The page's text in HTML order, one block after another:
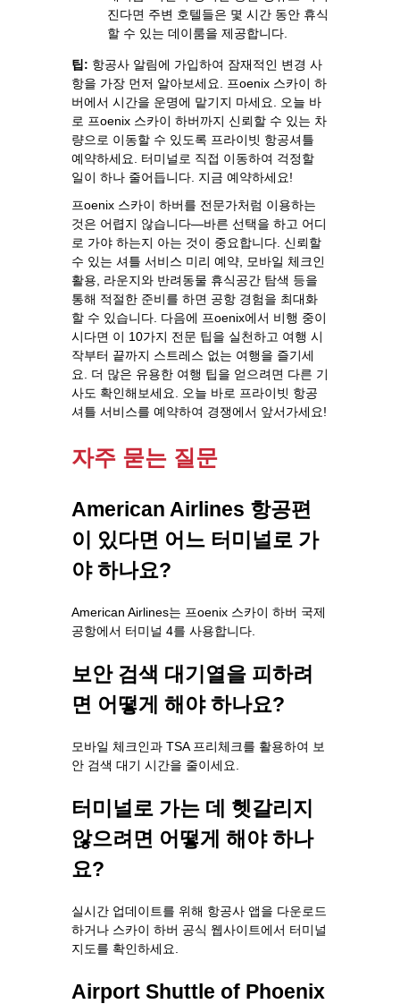
진다면 주변 호텔들은 몇 시간 동안 휴식
할 수 있는 데이룸을 제공합니다.
팁: 항공사 알림에 가입하여 잠재적인 변경 사
항을 가장 먼저 알아보세요. 프oenix 스카이 하
버에서 시간을 운명에 맡기지 마세요. 오늘 바
로 프oenix 스카이 하버까지 신뢰할 수 있는 차
량으로 이동할 수 있도록 프라이빗 항공셔틀
예약하세요. 터미널로 직접 이동하여 걱정할
일이 하나 줄어듭니다. 지금 예약하세요!
프oenix 스카이 하버를 전문가처럼 이용하는
것은 어렵지 않습니다—바른 선택을 하고 어디
로 가야 하는지 아는 것이 중요합니다. 신뢰할
수 있는 셔틀 서비스 미리 예약, 모바일 체크인
활용, 라운지와 반려동물 휴식공간 탐색 등을
통해 적절한 준비를 하면 공항 경험을 최대화
할 수 있습니다. 다음에 프oenix에서 비행 중이
시다면 이 10가지 전문 팁을 실천하고 여행 시
작부터 끝까지 스트레스 없는 여행을 즐기세
요. 더 많은 유용한 여행 팁을 얻으려면 다른 기
사도 확인해보세요. 오늘 바로 프라이빗 항공
셔틀 서비스를 예약하여 경쟁에서 앞서가세요!
자주 묻는 질문
American Airlines 항공편
이 있다면 어느 터미널로 가
야 하나요?
American Airlines는 프oenix 스카이 하버 국제
공항에서 터미널 4를 사용합니다.
보안 검색 대기열을 피하려
면 어떻게 해야 하나요?
모바일 체크인과 TSA 프리체크를 활용하여 보
안 검색 대기 시간을 줄이세요.
터미널로 가는 데 헷갈리지
않으려면 어떻게 해야 하나
요?
실시간 업데이트를 위해 항공사 앱을 다운로드
하거나 스카이 하버 공식 웹사이트에서 터미널
지도를 확인하세요.
Airport Shuttle of Phoenix